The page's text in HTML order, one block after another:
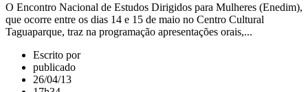
O Encontro Nacional de Estudos Dirigidos para Mulheres (Enedim),
que ocorre entre os dias 14 e 15 de maio no Centro Cultural
Taguaparque, traz na programação apresentações orais,...
Escrito por
publicado
26/04/13